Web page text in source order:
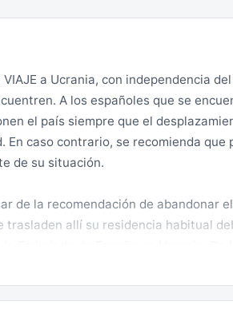
VIAJE a Ucrania, con independencia
A los españoles que se
el país siempre que el
En caso contrario, se recomienda que
de su situación.
de la recomendación de abandonar
trasladen allí su residencia habitual
presencia en el país.